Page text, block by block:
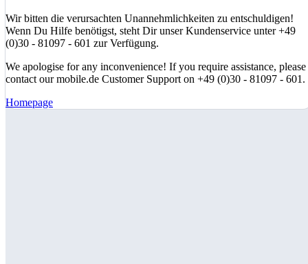
Wir bitten die verursachten Unannehmlichkeiten zu entschuldigen!
Wenn Du Hilfe benötigst, steht Dir unser Kundenservice unter +49
(0)30 - 81097 - 601 zur Verfügung.
We apologise for any inconvenience! If you require assistance, please
contact our mobile.de Customer Support on +49 (0)30 - 81097 - 601.
Homepage